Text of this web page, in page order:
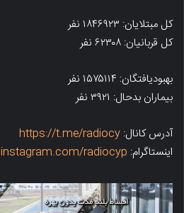
کل مبتلایان: ۱۸۴۶۹۲۳ نفر
کل قربانیان: ۶۲۳۰۸ نفر
بهبودیافتگان: ۱۵۷۵۱۱۴ نفر
بیماران بدحال: ۳۹۲۱ نفر
آدرس کانال: https://t.me/radiocy
اینستاگرام: instagram.com/radiocyp